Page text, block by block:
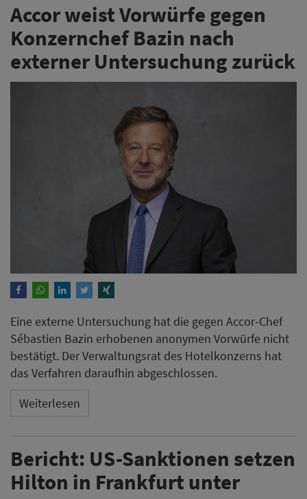
Accor weist Vorwürfe gegen
Konzernchef Bazin nach
externer Untersuchung zurück
Eine externe Untersuchung hat die gegen Accor-Chef
Sébastien Bazin erhobenen anonymen Vorwürfe nicht
bestätigt. Der Verwaltungsrat des Hotelkonzerns hat
das Verfahren daraufhin abgeschlossen.
Weiterlesen
Bericht: US-Sanktionen setzen
Hilton in Frankfurt unter